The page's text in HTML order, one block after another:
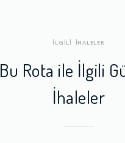
İLGİLİ İHALELER
Bu Rota ile İlgili
İhaleler